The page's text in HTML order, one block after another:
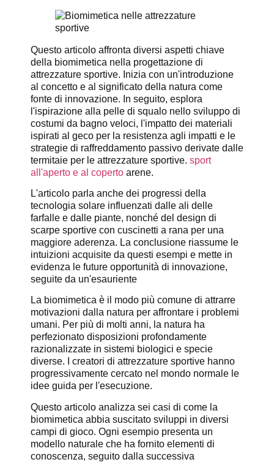
Questo articolo affronta diversi aspetti chiave
della biomimetica nella progettazione di
attrezzature sportive. Inizia con un'introduzione
al concetto e al significato della natura come
fonte di innovazione. In seguito, esplora
l'ispirazione alla pelle di squalo nello sviluppo di
costumi da bagno veloci, l'impatto dei materiali
ispirati al geco per la resistenza agli impatti e le
strategie di raffreddamento passivo derivate dalle
termitaie per le attrezzature sportive. sport
all'aperto e al coperto arene.
L'articolo parla anche dei progressi della
tecnologia solare influenzati dalle ali delle
farfalle e dalle piante, nonché del design di
scarpe sportive con cuscinetti a rana per una
maggiore aderenza. La conclusione riassume le
intuizioni acquisite da questi esempi e mette in
evidenza le future opportunità di innovazione,
seguite da un'esauriente
La biomimetica è il modo più comune di attrarre
motivazioni dalla natura per affrontare i problemi
umani. Per più di molti anni, la natura ha
perfezionato disposizioni profondamente
razionalizzate in sistemi biologici e specie
diverse. I creatori di attrezzature sportive hanno
progressivamente cercato nel mondo normale le
idee guida per l'esecuzione.
Questo articolo analizza sei casi di come la
biomimetica abbia suscitato sviluppi in diversi
campi di gioco. Ogni esempio presenta un
modello naturale che ha fornito elementi di
conoscenza, seguito dalla successiva